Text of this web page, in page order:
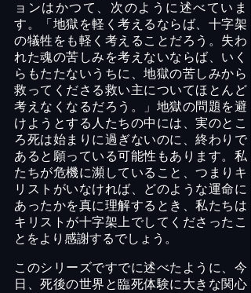
ョンはかつて、次のように述べていま
す。「地獄を軽く考えるならば、十字架
の犠牲をも軽く考えることだろう。失わ
れた魂の苦しみを考えないならば、いく
らもたたないうちに、地獄の苦しみから
救ってくださる救い主についてほとんど
考えなくなるだろう。」地獄の問題を避
けようとする人たちの中には、実のとこ
ろ死は始まりに過ぎないのに、終わりで
あると願っている可能性もあります。私
たちが危機に瀕していること、つまりキ
リストがいなければ、どのような運命に
あったかを真に理解するとき、私たちは
キリストが十字架上でしてくださったこ
とをより感謝するでしょう。
このシリーズですでに述べたように、今
日、死後の世界と臨死体験に大きな関心